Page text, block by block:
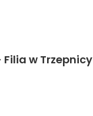
w Trzepnicy